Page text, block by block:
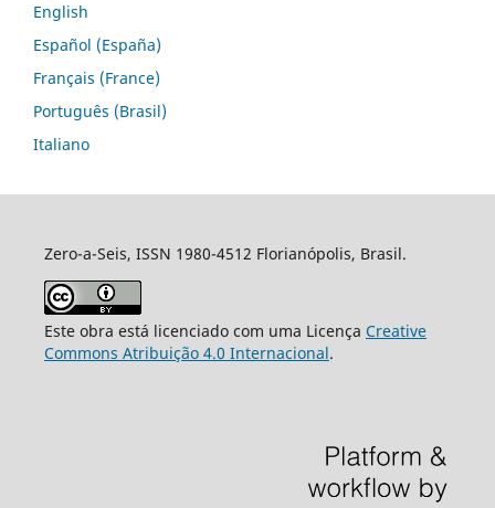
English
Español (España)
Français (France)
Português (Brasil)
Italiano
Zero-a-Seis, ISSN 1980-4512 Florianópolis, Brasil.
Este obra está licenciado com uma Licença Creative
Commons Atribuição 4.0 Internacional.